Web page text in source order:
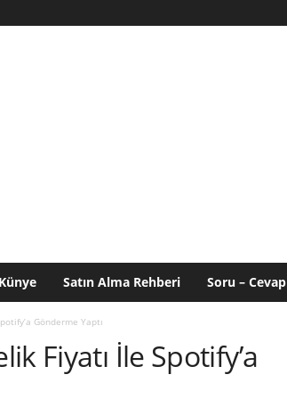
Künye Satın Alma Rehberi Soru – Cevap
Gönderme Yaptı
Fiyatı İle Spotify’a